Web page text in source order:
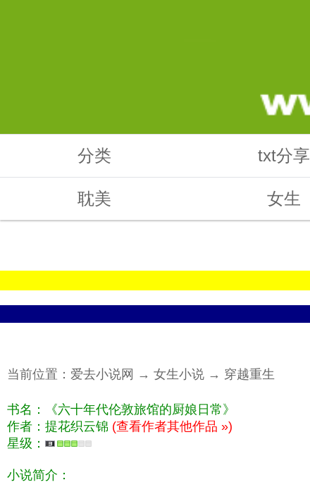
分类 txt分享
耽美 女生
当前位置： 爱去小说网 → 女生小说 → 穿越重生
书名：《六十年代伦敦旅馆的厨娘日常》
作者：提花织云锦 (查看作者其他作品 »)
星级：
小说简介：